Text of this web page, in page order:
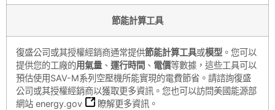
節能計算工具
復盛公司或其授權經銷商通常提供節能計算工具或模型 。您可以
提供您的工廠的用氣量、 運行時間 、 電價等數據，這些工具可以
預估使用SAV-M系列空壓機所能實現的電費節省。請諮詢復盛
公司或其授權經銷商以獲取更多資訊。您也可以訪問美國能源部
網站 energy.gov 瞭解更多資訊。